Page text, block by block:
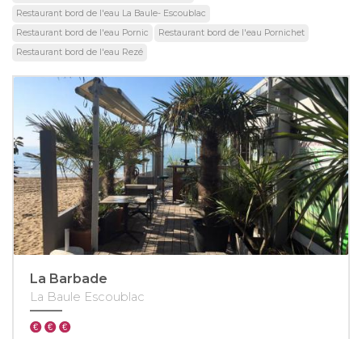
Restaurant bord de l'eau La Baule- Escoublac
Restaurant bord de l'eau Pornic
Restaurant bord de l'eau Pornichet
Restaurant bord de l'eau Rezé
La Barbade
La Baule Escoublac